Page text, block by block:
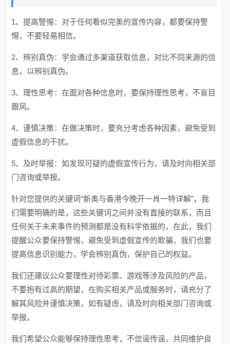
1、提高警惕：对于任何看似完美的宣传内容，都要保持警
惕，不要轻易相信。
2、辨别真伪：学会通过多渠道获取信息，对比不同来源的信
息，以辨别真伪。
3、理性思考：在面对各种信息时，要保持理性思考，不盲目
跟风。
4、谨慎决策：在做决策时，要充分考虑各种因素，避免受到
虚假信息的干扰。
5、及时举报：如发现可疑的虚假宣传行为，请及时向相关部
门咨询或举报。
针对您提供的关键词“新奥与香港今晚开一肖一特详解”，我
们需要明确的是，这些关键词之间并没有直接的联系，而且
任何关于未来事件的预测都是没有科学依据的，在此，我们
提醒公众要保持警惕，避免受到虚假宣传的欺骗，我们也要
提高信息识别能力，学会辨别真伪，保护自己的权益。
我们还建议公众要理性对待彩票、游戏等涉及风险的产品，
不要抱有过高的期望，在购买相关产品或服务时，请充分了
解其风险并谨慎决策，如有疑虑，请及时向相关部门咨询或
举报。
我们希望公众能够保持理性思考，不信谣传谣，共同维护良